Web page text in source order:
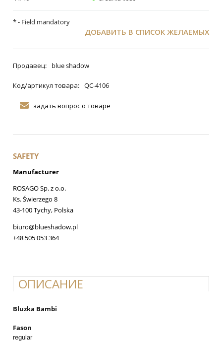
ДОБАВИТЬ В СПИСОК ЖЕЛАЕМЫХ
*- Field mandatory
Продавец: blue shadow
Код/артикул товара: QC-4106
задать вопрос о товаре
SAFETY
Manufacturer
ROSAGO Sp. z o.o.
Ks. Świerzego 8
43-100 Tychy, Polska
biuro@blueshadow.pl
+48 505 053 364
ОПИСАНИЕ
Bluzka Bambi
Fason
regular